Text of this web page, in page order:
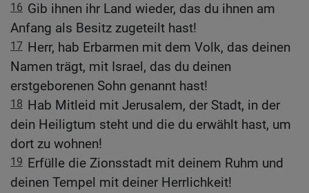
16 Gib ihnen ihr Land wieder, das du ihnen am
Anfang als Besitz zugeteilt hast!
17 Herr, hab Erbarmen mit dem Volk, das deinen
Namen trägt, mit Israel, das du deinen
erstgeborenen Sohn genannt hast!
18 Hab Mitleid mit Jerusalem, der Stadt, in der
dein Heiligtum steht und die du erwählt hast, um
dort zu wohnen!
19 Erfülle die Zionsstadt mit deinem Ruhm und
deinen Tempel mit deiner Herrlichkeit!